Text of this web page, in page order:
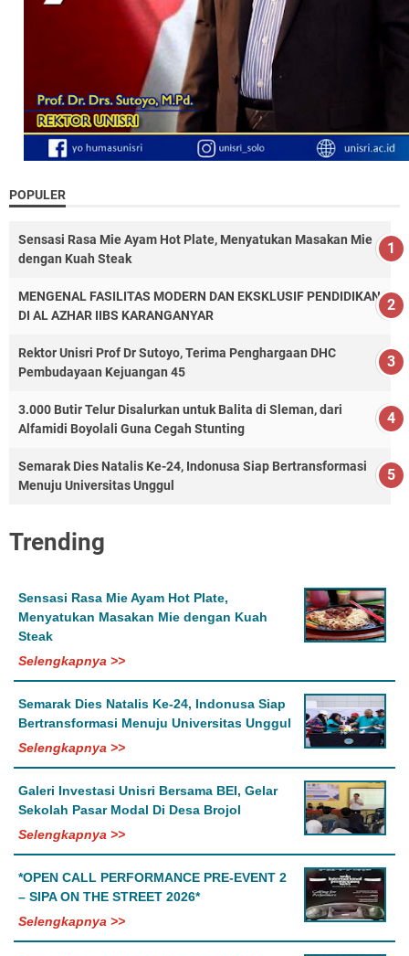
POPULER
Sensasi Rasa Mie Ayam Hot Plate, Menyatukan Masakan Mie
dengan Kuah Steak
MENGENAL FASILITAS MODERN DAN EKSKLUSIF PENDIDIKAN
DI AL AZHAR IIBS KARANGANYAR
Rektor Unisri Prof Dr Sutoyo, Terima Penghargaan DHC
Pembudayaan Kejuangan 45
3.000 Butir Telur Disalurkan untuk Balita di Sleman, dari
Alfamidi Boyolali Guna Cegah Stunting
Semarak Dies Natalis Ke-24, Indonusa Siap Bertransformasi
Menuju Universitas Unggul
Trending
Sensasi Rasa Mie Ayam Hot Plate,
Menyatukan Masakan Mie dengan Kuah
Steak
Selengkapnya >>
Semarak Dies Natalis Ke-24, Indonusa Siap
Bertransformasi Menuju Universitas Unggul
Selengkapnya >>
Galeri Investasi Unisri Bersama BEI, Gelar
Sekolah Pasar Modal Di Desa Brojol
Selengkapnya >>
*OPEN CALL PERFORMANCE PRE-EVENT 2
– SIPA ON THE STREET 2026*
Selengkapnya >>